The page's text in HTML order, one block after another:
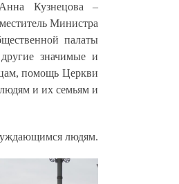
Анна Кузнецова –
Министра
палаты
значимые и
помощь Церкви
и их семьям и
людям.